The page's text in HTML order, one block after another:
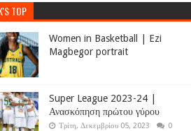
TOP
Women in Basketball | Ezi
Magbegor portrait
Super League 2023-24 |
Ανασκόπηση πρώτου γύρου
Τρίτη, Δεκεμβρίου 05, 2023 0